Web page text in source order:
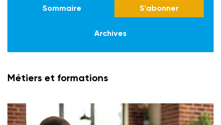
Sommaire S'abonner
Archives
Métiers et formations